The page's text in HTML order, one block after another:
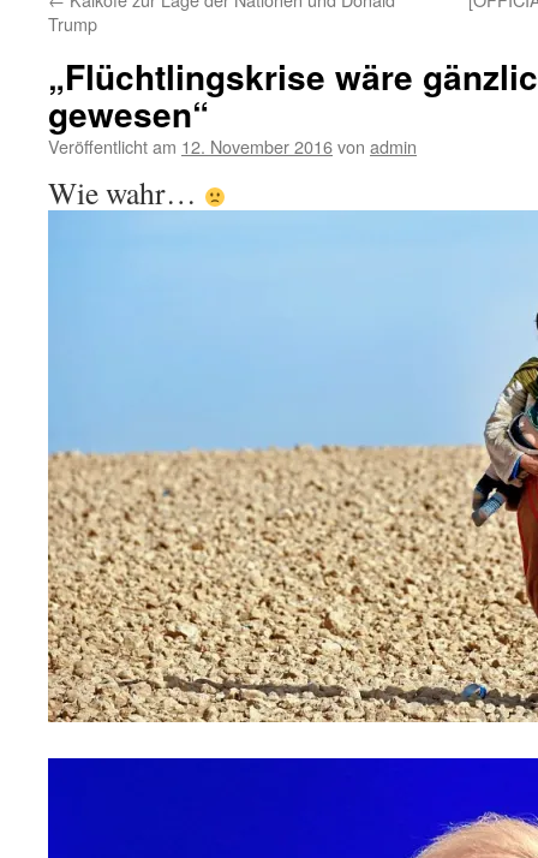
Trump
„Flüchtlingskrise wäre
gewesen“
Veröffentlicht am 12. November 2016von admin
Wie wahr…